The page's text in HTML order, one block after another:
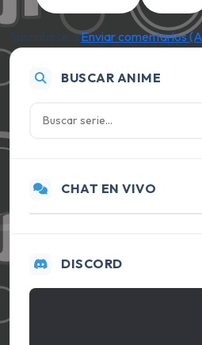
Suscribirse a:Enviar comentarios
BUSCAR ANIME
CHAT EN VIVO
DISCORD